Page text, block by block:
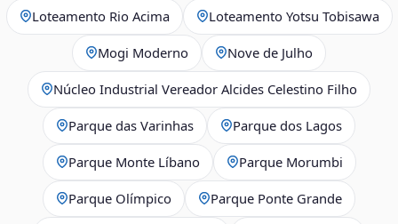
Loteamento Rio Acima Loteamento Yotsu Tobisawa
Mogi Moderno Nove de Julho
Núcleo Industrial Vereador Alcides Celestino Filho
Parque das Varinhas Parque dos Lagos
Parque Monte Líbano Parque Morumbi
Parque Olímpico Parque Ponte Grande